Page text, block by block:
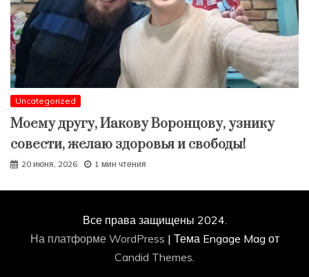
Uncategorized
Моему другу, Иакову Воронцову, узнику
совести, желаю здоровья и свободы!
20 июня, 2026 1 мин чтения
Все права защищены 2024.
На платформе WordPress | Тема Engage Mag от
Candid Themes.